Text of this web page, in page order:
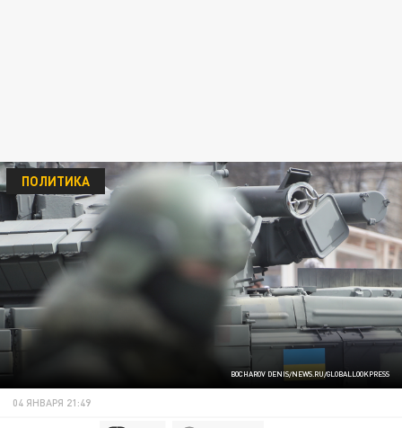
BOCHAROV DENIS/NEWS.RU/GLOBALLOOKPRESS
ПОЛИТИКА
04 ЯНВАРЯ 21:49